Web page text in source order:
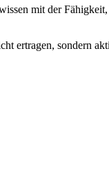
mit der
ertragen, sondern